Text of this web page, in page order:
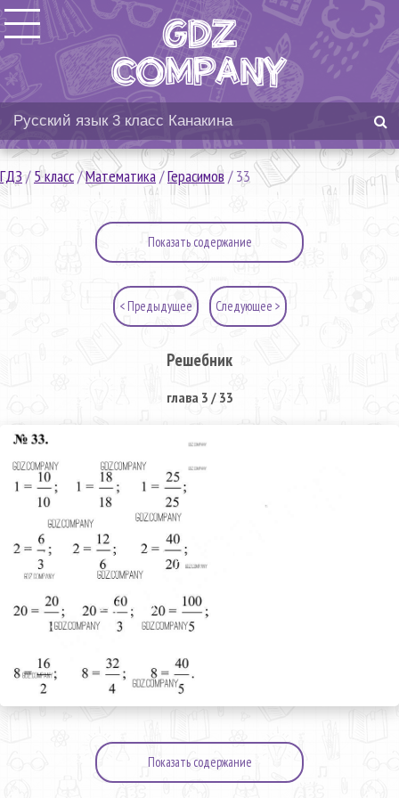
ГДЗ/5 класс/Математика/Герасимов/33
Показать содержание
< Предыдущее Следующее >
Решебник
глава 3 / 33
Показать содержание